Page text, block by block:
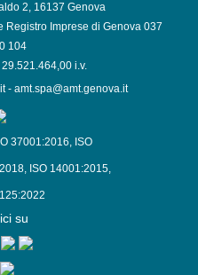
2, 16137 Genova
Registro Imprese di Genova 037
104
i.v.
- amt.spa@amt.genova.it
37001:2016, ISO
, ISO 14001:2015,
su